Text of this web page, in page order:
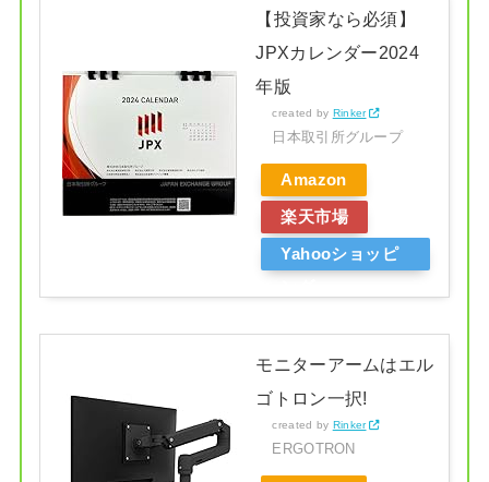
【投資家なら必須】
JPXカレンダー2024
年版
created by Rinker
日本取引所グループ
Amazon
楽天市場
Yahooショッピ
モニターアームはエル
ゴトロン一択!
created by Rinker
ERGOTRON